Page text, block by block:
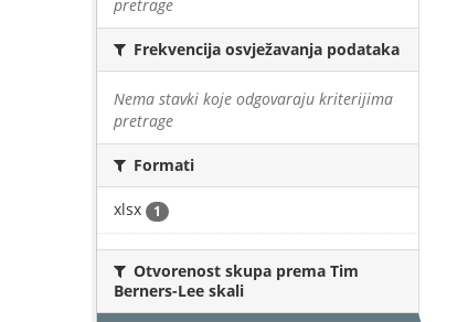
pretrage
Frekvencija osvježavanja podataka
Nema stavki koje odgovaraju kriterijima
pretrage
Formati
xlsx 1
Otvorenost skupa prema Tim
Berners-Lee skali